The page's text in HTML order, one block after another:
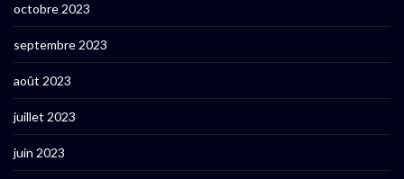
octobre 2023
septembre 2023
août 2023
juillet 2023
juin 2023